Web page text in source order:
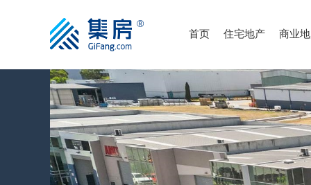
首页 住宅地产 商业